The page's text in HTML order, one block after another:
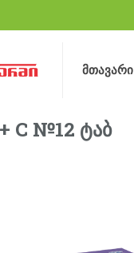
მთავარი
C №12 ტაბ